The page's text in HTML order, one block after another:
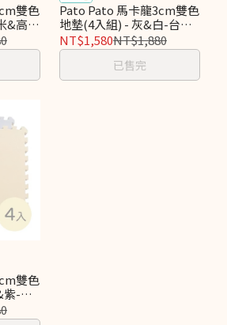
雙色
&高雅
Pato Pato 馬卡龍3cm雙色
地墊(4入組) - 灰&白-台灣
製
NT$1,580NT$1,880
已售完
雙色
紫-台